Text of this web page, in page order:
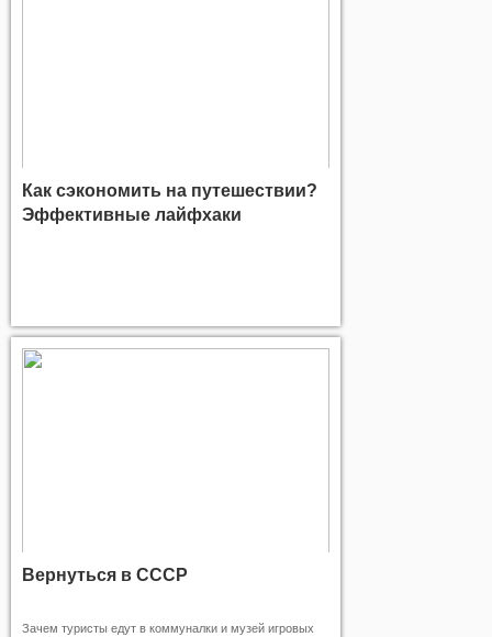
Как сэкономить на путешествии?
Эффективные лайфхаки
Вернуться в СССР
Зачем туристы едут в коммуналки и музей игровых